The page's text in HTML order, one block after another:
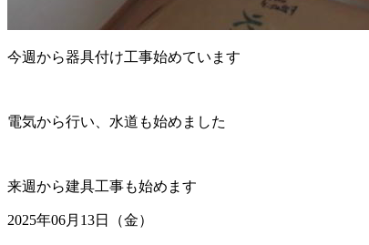
今週から器具付け工事始めています
電気から行い、水道も始めました
来週から建具工事も始めます
2025年06月13日（金）